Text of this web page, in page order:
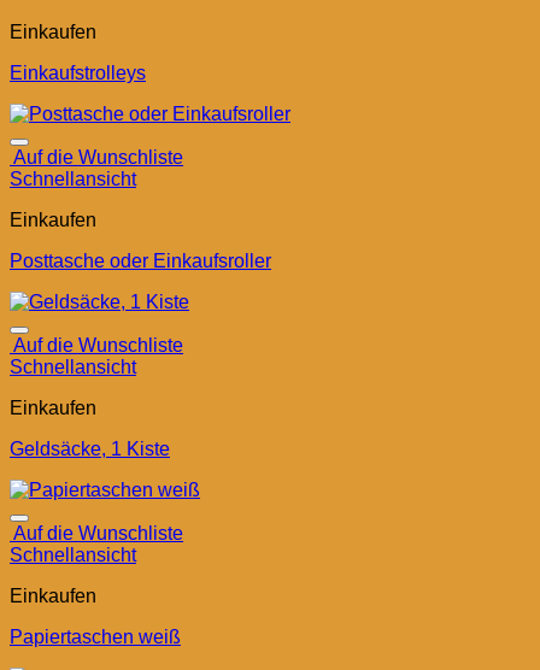
Einkaufen
Einkaufstrolleys
Auf die Wunschliste
Schnellansicht
Einkaufen
Posttasche oder Einkaufsroller
Auf die Wunschliste
Schnellansicht
Einkaufen
Geldsäcke, 1 Kiste
Auf die Wunschliste
Schnellansicht
Einkaufen
Papiertaschen weiß